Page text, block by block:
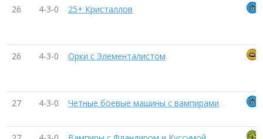
26 4-3-0 25+ Кристаллов
26 4-3-0 Орки с Элементалистом
27 4-3-0 Четные боевые машины с вампирами